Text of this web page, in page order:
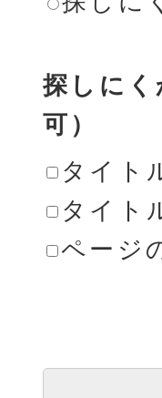
探しに
可）
タイト
タイト
ページ